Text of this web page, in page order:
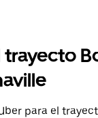
trayecto
para el